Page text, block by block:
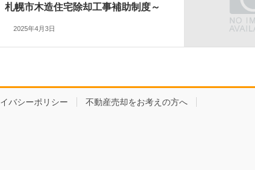
札幌市木造住宅除却工事補助制度～
2025年4月3日
バシーポリシー 不動産売却をお考えの方へ